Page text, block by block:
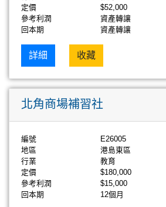
定價
$52,000
參考利潤
資產轉讓
回本期
資產轉讓
詳細 收藏
北角商場補習社
編號
E26005
地區
港島東區
行業
教育
定價
$180,000
參考利潤
$15,000
回本期
12個月